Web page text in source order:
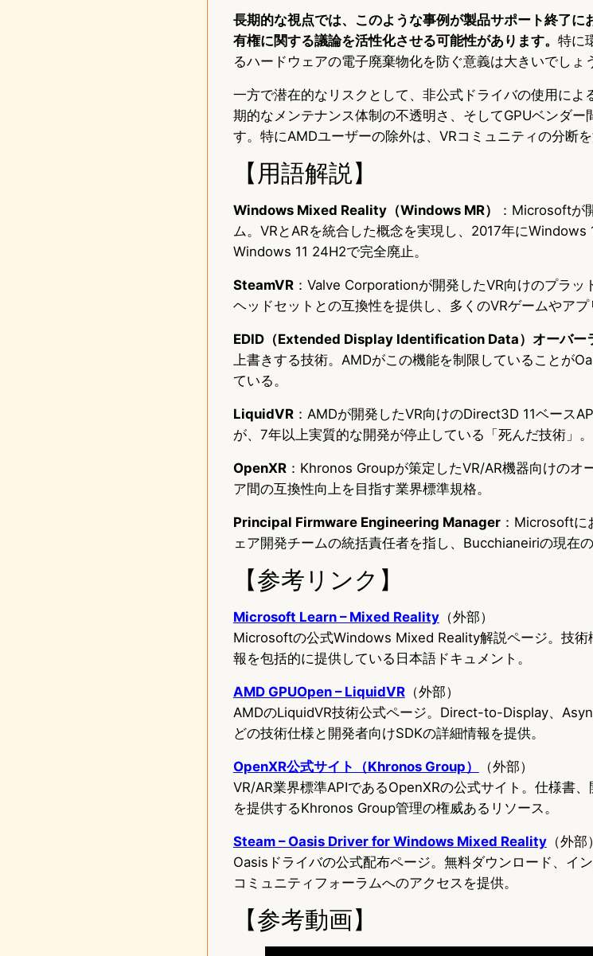
長期的な視点では、このような事例が製品サポート終了に
有権に関する議論を活性化させる可能性があります。 特に
るハードウェアの電子廃棄物化を防ぐ意義は大きいでしょ
一方で潜在的なリスクとして、非公式ドライバの使用によ
期的なメンテナンス体制の不透明さ、そしてGPUベンダー
す。特にAMDユーザーの除外は、VRコミュニティの分断
【用語解説】
Windows Mixed Reality（Windows MR）
：Microsoftが
ム。VRとARを統合した概念を実現し、2017年に
Windows 11 24H2で完全廃止。
SteamVR：Valve Corporationが開発したVR向けのプラッ
ヘッドセットとの互換性を提供し、多くのVRゲームやアプ
EDID（Extended Display Identification Data）オーバー
上書きする技術。AMDがこの機能を制限していることが
ている。
LiquidVR：AMDが開発したVR向けのDirect3D 11ベース
が、7年以上実質的な開発が停止している「死んだ技術」。
OpenXR：Khronos Groupが策定したVR/AR機器向けのオ
ア間の互換性向上を目指す業界標準規格。
Principal Firmware Engineering Manager：Microsoftに
ェア開発チームの統括責任者を指し、Bucchianeiriの現在の
【参考リンク】
Microsoft Learn – Mixed Reality（外部）
Microsoftの公式Windows Mixed Reality解説ページ。技術
報を包括的に提供している日本語ドキュメント。
AMD GPUOpen – LiquidVR（外部）
AMDのLiquidVR技術公式ページ。Direct-to-Display、
どの技術仕様と開発者向けSDKの詳細情報を提供。
OpenXR公式サイト（Khronos Group）
（外部）
VR/AR業界標準APIであるOpenXRの公式サイト。仕様書
を提供するKhronos Group管理の権威あるリソース。
Steam – Oasis Driver for Windows Mixed Reality（外部）
Oasisドライバの公式配布ページ。無料ダウンロード、イ
コミュニティフォーラムへのアクセスを提供。
【参考動画】